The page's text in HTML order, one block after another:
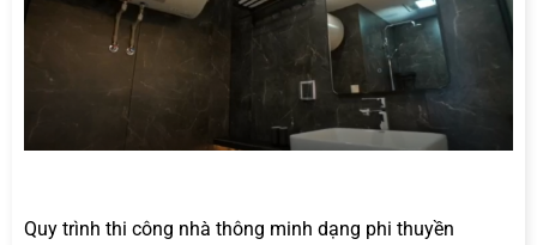
Quy trình thi công nhà thông minh dạng phi thuyền